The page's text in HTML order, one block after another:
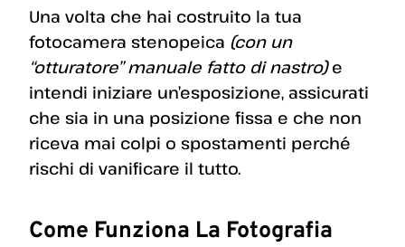
Una volta che hai costruito la tua
fotocamera stenopeica (con un
“otturatore” manuale fatto di nastro)e
intendi iniziare un’esposizione, assicurati
che sia in una posizione fissa e che non
riceva mai colpi o spostamenti perché
rischi di vanificare il tutto.
Come Funziona La Fotografia